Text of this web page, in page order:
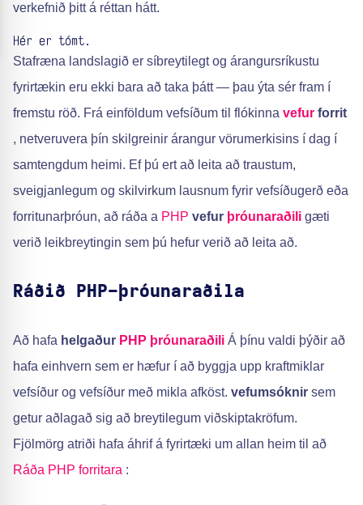
verkefnið þitt á réttan hátt.
Hér er tómt.
Stafræna landslagið er síbreytilegt og árangursríkustu
fyrirtækin eru ekki bara að taka þátt — þau ýta sér fram í
fremstu röð. Frá einföldum vefsíðum til flókinna vefur forrit
, netveruvera þín skilgreinir árangur vörumerkisins í dag í
samtengdum heimi. Ef þú ert að leita að traustum,
sveigjanlegum og skilvirkum lausnum fyrir vefsíðugerð eða
forritunarþróun, að ráða a PHP vefur þróunaraðili gæti
verið leikbreytingin sem þú hefur verið að leita að.
Ráðið PHP-þróunaraðila
Að hafa helgaður PHP þróunaraðili Á þínu valdi þýðir að
hafa einhvern sem er hæfur í að byggja upp kraftmiklar
vefsíður og vefsíður með mikla afköst. vefumsóknir sem
getur aðlagað sig að breytilegum viðskiptakröfum.
Fjölmörg atriði hafa áhrif á fyrirtæki um allan heim til að
Ráða PHP forritara :